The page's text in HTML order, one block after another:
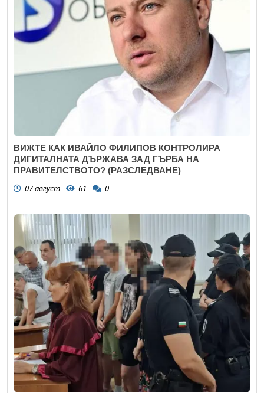
ВИЖТЕ КАК ИВАЙЛО ФИЛИПОВ КОНТРОЛИРА
ДИГИТАЛНАТА ДЪРЖАВА ЗАД ГЪРБА НА
ПРАВИТЕЛСТВОТО? (РАЗСЛЕДВАНЕ)
07 август 61 0